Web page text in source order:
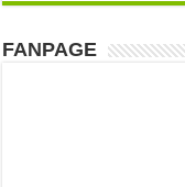
FANPAGE